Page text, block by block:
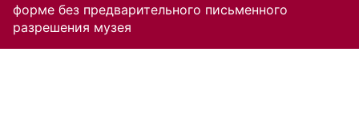
форме без предварительного письменного
разрешения музея